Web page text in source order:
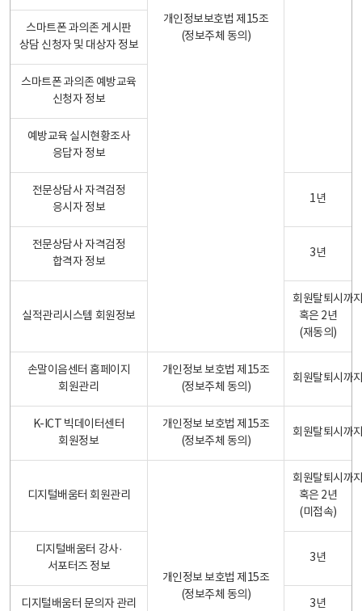
개인정보보호법 제15조
(정보주체 동의)
스마트폰 과의존 게시판
상담 신청자 및 대상자 정보
스마트폰 과의존 예방교육
신청자 정보
예방교육 실시현황조사
응답자 정보
전문상담사 자격검정
응시자 정보
1년
전문상담사 자격검정
합격자 정보
3년
실적관리시스템 회원정보
회원탈퇴시까
혹은 2년
(재동의)
손말이음센터 홈페이지
회원관리
개인정보 보호법 제15조
(정보주체 동의)
회원탈퇴시까
K-ICT 빅데이터센터
회원정보
개인정보 보호법 제15조
(정보주체 동의)
회원탈퇴시까
디지털배움터 회원관리
개인정보 보호법 제15조
(정보주체 동의)
회원탈퇴시까
혹은 2년
(미접속)
디지털배움터 강사·
서포터즈 정보
3년
디지털배움터 문의자 관리 3년